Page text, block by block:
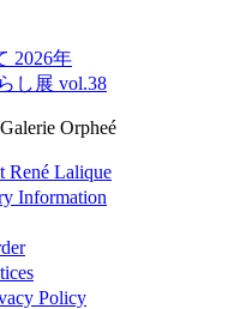
2026年
し展 vol.38
Orpheé
René Lalique
Information
Policy